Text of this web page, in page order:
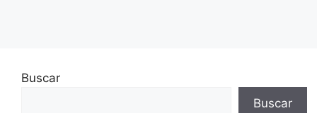
Buscar
Buscar